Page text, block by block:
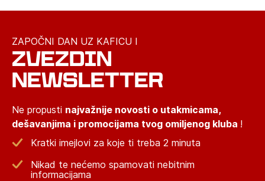
ZAPOČNI DAN UZ KAFICU I
ZVEZDIN
NEWSLETTER
Ne propusti najvažnije novosti o utakmicama,
dešavanjima i promocijama tvog omiljenog kluba !
Kratki imejlovi za koje ti treba 2 minuta
Nikad te nećemo spamovati nebitnim
informacijama